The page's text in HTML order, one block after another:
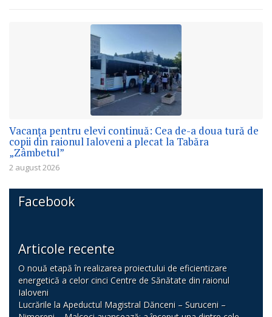
Vacanța pentru elevi continuă: Cea de-a doua tură de
copii din raionul Ialoveni a plecat la Tabăra
„Zâmbetul”
2 august 2026
Facebook
Articole recente
O nouă etapă în realizarea proiectului de eficientizare
energetică a celor cinci Centre de Sănătate din raionul
Ialoveni
Lucrările la Apeductul Magistral Dănceni – Suruceni –